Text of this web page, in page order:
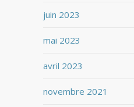
juin 2023
mai 2023
avril 2023
novembre 2021